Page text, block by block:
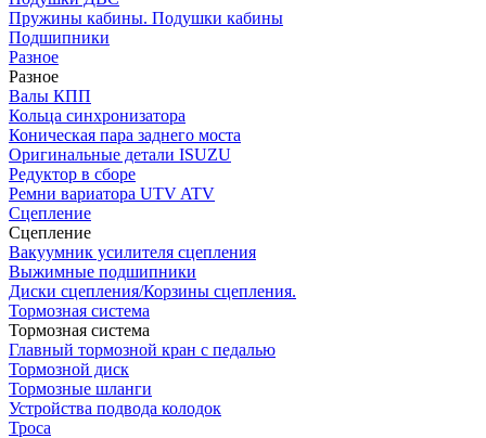
Пружины кабины. Подушки кабины
Подшипники
Разное
Разное
Валы КПП
Кольца синхронизатора
Коническая пара заднего моста
Оригинальные детали ISUZU
Редуктор в сборе
Ремни вариатора UTV ATV
Сцепление
Сцепление
Вакуумник усилителя сцепления
Выжимные подшипники
Диски сцепления/Корзины сцепления.
Тормозная система
Тормозная система
Главный тормозной кран с педалью
Тормозной диск
Тормозные шланги
Устройства подвода колодок
Троса